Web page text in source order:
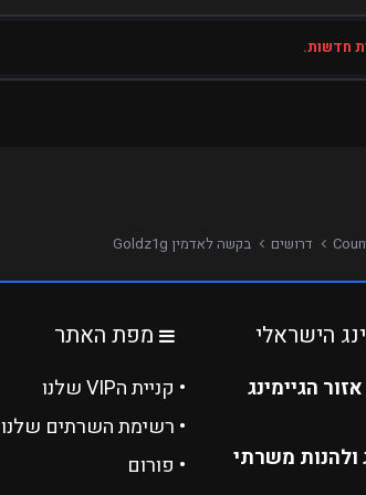
חדשות.
דרושים בקשה לאדמין Goldz1g
הגיימינג
ולהנות משרתי
מפת האתר
• קניית הVIP שלנו
• רשימת השרתים שלנו
• פורום